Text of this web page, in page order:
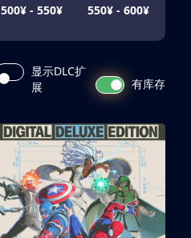
500¥ - 550¥ 550¥ - 600¥
显示DLC扩
展
有库存